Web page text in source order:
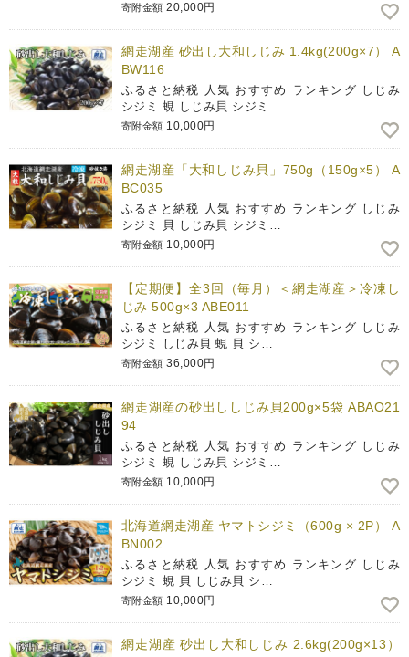
寄附金額 20,000円
網走湖産 砂出し大和しじみ 1.4kg(200g×7） A
BW116
ふるさと納税 人気 おすすめ ランキング しじみ
シジミ 蜆 しじみ貝 シジミ…
寄附金額 10,000円
網走湖産「大和しじみ貝」750g（150g×5） A
BC035
ふるさと納税 人気 おすすめ ランキング しじみ
シジミ 貝 しじみ貝 シジミ…
寄附金額 10,000円
【定期便】全3回（毎月）＜網走湖産＞冷凍し
じみ 500g×3 ABE011
ふるさと納税 人気 おすすめ ランキング しじみ
シジミ しじみ貝 蜆 貝 シ…
寄附金額 36,000円
網走湖産の砂出ししじみ貝200g×5袋 ABAO21
94
ふるさと納税 人気 おすすめ ランキング しじみ
シジミ 蜆 しじみ貝 シジミ…
寄附金額 10,000円
北海道網走湖産 ヤマトシジミ（600g × 2P） A
BN002
ふるさと納税 人気 おすすめ ランキング しじみ
シジミ 蜆 貝 しじみ貝 シ…
寄附金額 10,000円
網走湖産 砂出し大和しじみ 2.6kg(200g×13）